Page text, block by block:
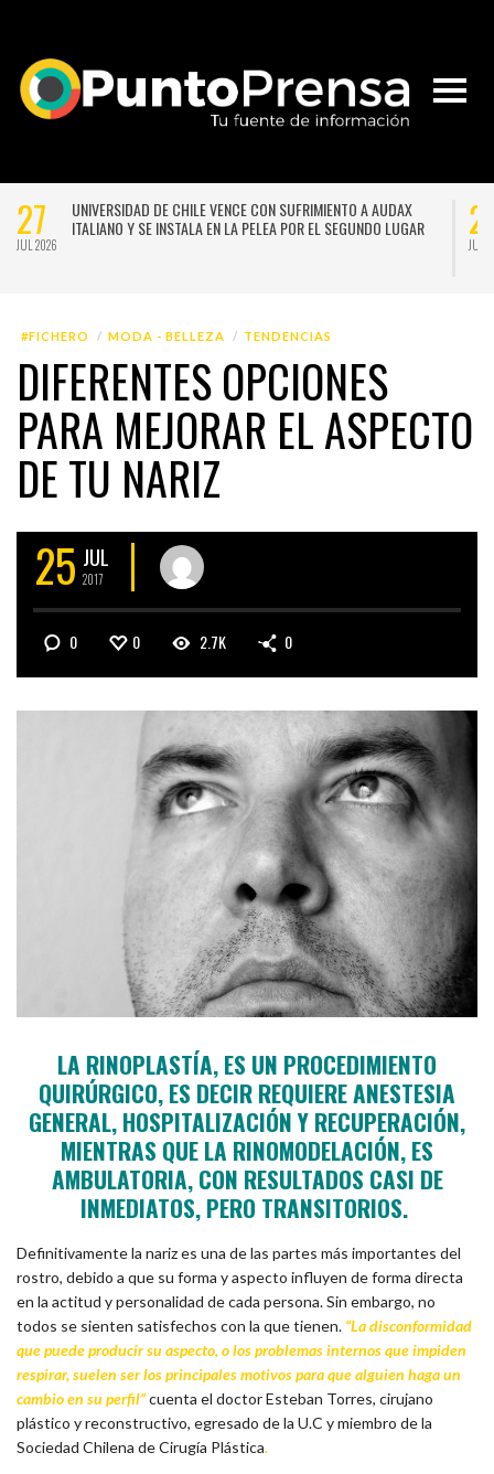
GUSTAVO
27
UNIVERSIDAD DE CHILE VENCE CON SUFRIMIENTO A
ITALIANO Y SE INSTALA EN LA PELEA POR EL
#FICHERO MODA - BELLEZA TENDENCIAS
DIFERENTES OPCIONES
PARA MEJORAR EL ASPECTO
DE TU NARIZ
25 JUL
2017
0 0 2.7K 0
LA RINOPLASTÍA, ES UN PROCEDIMIENTO
QUIRÚRGICO, ES DECIR REQUIERE ANESTESIA
GENERAL, HOSPITALIZACIÓN Y RECUPERACIÓN,
MIENTRAS QUE LA RINOMODELACIÓN, ES
AMBULATORIA, CON RESULTADOS CASI DE
INMEDIATOS, PERO TRANSITORIOS.
Definitivamente la nariz es una de las partes más importantes del
rostro, debido a que su forma y aspecto influyen de forma directa
en la actitud y personalidad de cada persona. Sin embargo, no
todos se sienten satisfechos con la que tienen. “La disconformidad
que puede producir su aspecto, o los problemas internos que impiden
respirar, suelen ser los principales motivos para que alguien haga un
cambio en su perfil”cuenta el doctor Esteban Torres, cirujano
plástico y reconstructivo, egresado de la U.C y miembro de la
Sociedad Chilena de Cirugía Plástica.